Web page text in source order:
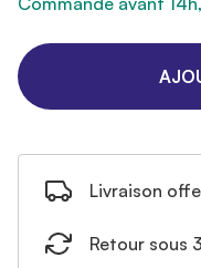
Livraison
Retour sous